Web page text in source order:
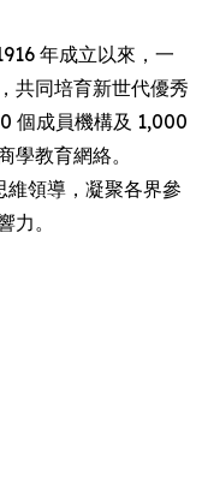
年成立以來，一
共同培育新世代優秀
個成員機構及 1,000
學教育網絡。
維領導，凝聚各界參
力。